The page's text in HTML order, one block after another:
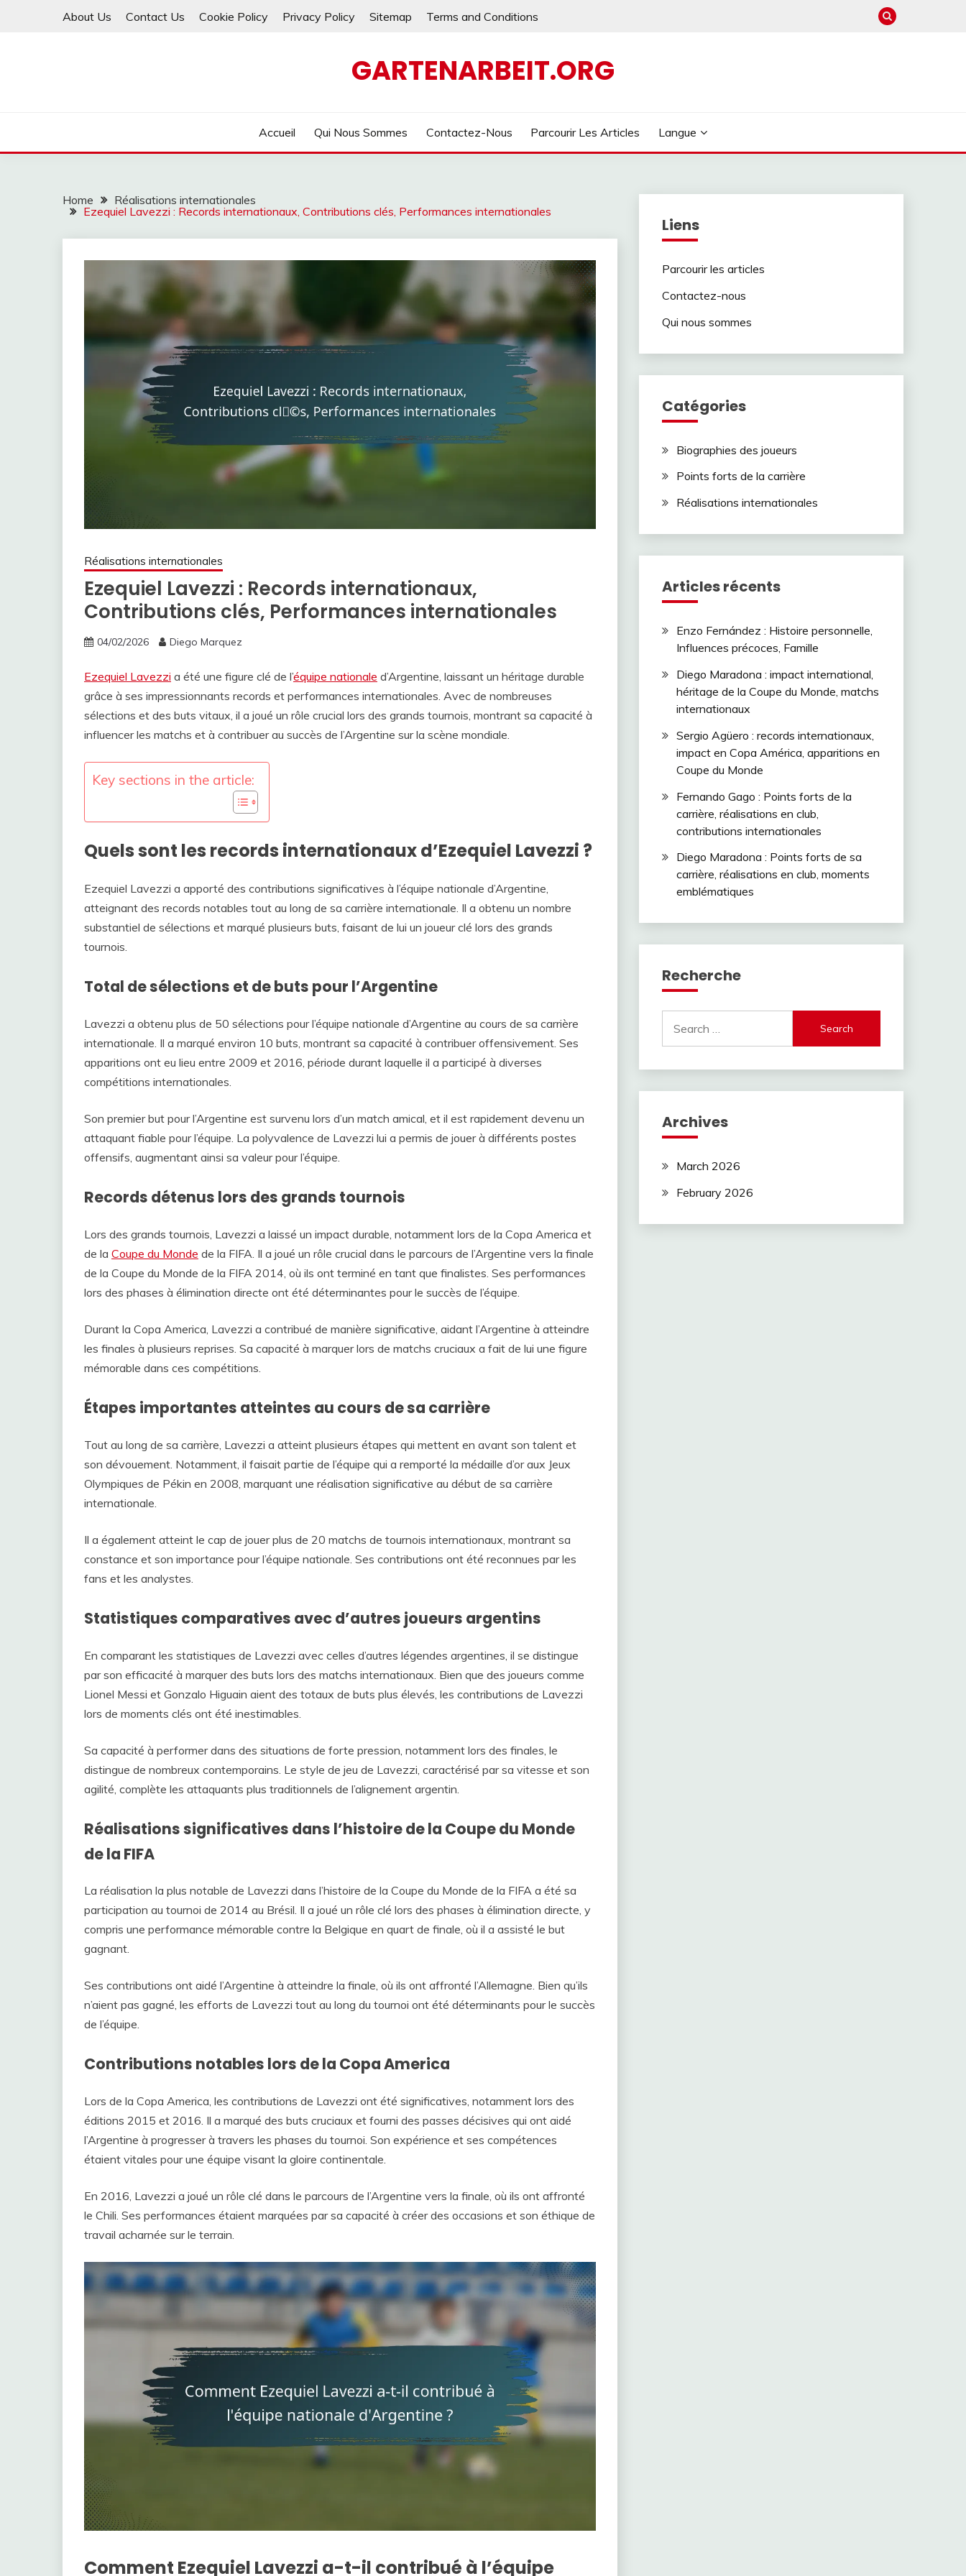
About Us Contact Us Cookie Policy Privacy Policy Sitemap Terms and Conditions
GARTENARBEIT.ORG
Accueil Qui Nous Sommes Contactez-Nous Parcourir Les Articles Langue
Home
Réalisations internationales
Ezequiel Lavezzi : Records internationaux, Contributions clés, Performances internationales
Réalisations internationales
Ezequiel Lavezzi : Records internationaux,
Contributions clés, Performances internationales
04/02/2026 Diego Marquez
Ezequiel Lavezzi a été une figure clé de l’équipe nationale d’Argentine, laissant un héritage durable
grâce à ses impressionnants records et performances internationales. Avec de nombreuses
sélections et des buts vitaux, il a joué un rôle crucial lors des grands tournois, montrant sa capacité à
influencer les matchs et à contribuer au succès de l’Argentine sur la scène mondiale.
Key sections in the article:
Quels sont les records internationaux d’Ezequiel Lavezzi ?
Ezequiel Lavezzi a apporté des contributions significatives à l’équipe nationale d’Argentine,
atteignant des records notables tout au long de sa carrière internationale. Il a obtenu un nombre
substantiel de sélections et marqué plusieurs buts, faisant de lui un joueur clé lors des grands
tournois.
Total de sélections et de buts pour l’Argentine
Lavezzi a obtenu plus de 50 sélections pour l’équipe nationale d’Argentine au cours de sa carrière
internationale. Il a marqué environ 10 buts, montrant sa capacité à contribuer offensivement. Ses
apparitions ont eu lieu entre 2009 et 2016, période durant laquelle il a participé à diverses
compétitions internationales.
Son premier but pour l’Argentine est survenu lors d’un match amical, et il est rapidement devenu un
attaquant fiable pour l’équipe. La polyvalence de Lavezzi lui a permis de jouer à différents postes
offensifs, augmentant ainsi sa valeur pour l’équipe.
Records détenus lors des grands tournois
Lors des grands tournois, Lavezzi a laissé un impact durable, notamment lors de la Copa America et
de la Coupe du Monde de la FIFA. Il a joué un rôle crucial dans le parcours de l’Argentine vers la finale
de la Coupe du Monde de la FIFA 2014, où ils ont terminé en tant que finalistes. Ses performances
lors des phases à élimination directe ont été déterminantes pour le succès de l’équipe.
Durant la Copa America, Lavezzi a contribué de manière significative, aidant l’Argentine à atteindre
les finales à plusieurs reprises. Sa capacité à marquer lors de matchs cruciaux a fait de lui une figure
mémorable dans ces compétitions.
Étapes importantes atteintes au cours de sa carrière
Tout au long de sa carrière, Lavezzi a atteint plusieurs étapes qui mettent en avant son talent et
son dévouement. Notamment, il faisait partie de l’équipe qui a remporté la médaille d’or aux Jeux
Olympiques de Pékin en 2008, marquant une réalisation significative au début de sa carrière
internationale.
Il a également atteint le cap de jouer plus de 20 matchs de tournois internationaux, montrant sa
constance et son importance pour l’équipe nationale. Ses contributions ont été reconnues par les
fans et les analystes.
Statistiques comparatives avec d’autres joueurs argentins
En comparant les statistiques de Lavezzi avec celles d’autres légendes argentines, il se distingue
par son efficacité à marquer des buts lors des matchs internationaux. Bien que des joueurs comme
Lionel Messi et Gonzalo Higuain aient des totaux de buts plus élevés, les contributions de Lavezzi
lors de moments clés ont été inestimables.
Sa capacité à performer dans des situations de forte pression, notamment lors des finales, le
distingue de nombreux contemporains. Le style de jeu de Lavezzi, caractérisé par sa vitesse et son
agilité, complète les attaquants plus traditionnels de l’alignement argentin.
Réalisations significatives dans l’histoire de la Coupe du Monde
de la FIFA
La réalisation la plus notable de Lavezzi dans l’histoire de la Coupe du Monde de la FIFA a été sa
participation au tournoi de 2014 au Brésil. Il a joué un rôle clé lors des phases à élimination directe, y
compris une performance mémorable contre la Belgique en quart de finale, où il a assisté le but
gagnant.
Ses contributions ont aidé l’Argentine à atteindre la finale, où ils ont affronté l’Allemagne. Bien qu’ils
n’aient pas gagné, les efforts de Lavezzi tout au long du tournoi ont été déterminants pour le succès
de l’équipe.
Contributions notables lors de la Copa America
Lors de la Copa America, les contributions de Lavezzi ont été significatives, notamment lors des
éditions 2015 et 2016. Il a marqué des buts cruciaux et fourni des passes décisives qui ont aidé
l’Argentine à progresser à travers les phases du tournoi. Son expérience et ses compétences
étaient vitales pour une équipe visant la gloire continentale.
En 2016, Lavezzi a joué un rôle clé dans le parcours de l’Argentine vers la finale, où ils ont affronté
le Chili. Ses performances étaient marquées par sa capacité à créer des occasions et son éthique de
travail acharnée sur le terrain.
Comment Ezequiel Lavezzi a-t-il contribué à l’équipe
Liens
Parcourir les articles
Contactez-nous
Qui nous sommes
Catégories
Biographies des joueurs
Points forts de la carrière
Réalisations internationales
Articles récents
Enzo Fernández : Histoire personnelle,
Influences précoces, Famille
Diego Maradona : impact international,
héritage de la Coupe du Monde, matchs
internationaux
Sergio Agüero : records internationaux,
impact en Copa América, apparitions en
Coupe du Monde
Fernando Gago : Points forts de la
carrière, réalisations en club,
contributions internationales
Diego Maradona : Points forts de sa
carrière, réalisations en club, moments
emblématiques
Recherche
for:
Archives
March 2026
February 2026